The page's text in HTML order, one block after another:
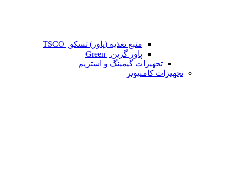
منبع تغذیه (پاور) تسکو | TSCO
پاور گرین | Green
تجهیزات گیمینگ و استریم
تجهیزات کامپیوتر